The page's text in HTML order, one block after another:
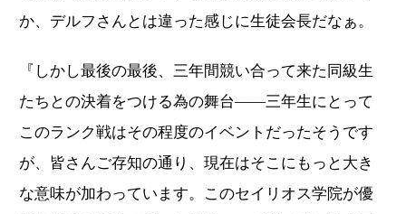
か、デルフさんとは違った感じに生徒会長だなぁ。
『しかし最後の最後、三年間競い合って来た同級生
たちとの決着をつける為の舞台――三年生にとって
このランク戦はその程度のイベントだったそうです
が、皆さんご存知の通り、現在はそこにもっと大き
な意味が加わっています。このセイリオス学院が優